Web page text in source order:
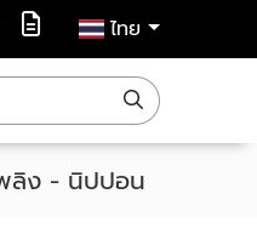
ไทย
ลิง - นิปปอน